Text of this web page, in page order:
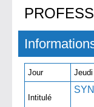
Jour
Intitulé